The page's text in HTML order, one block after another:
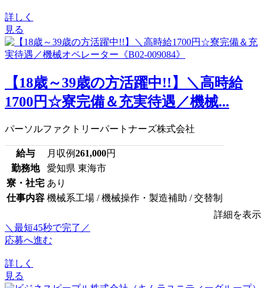
詳しく
見る
【18歳～39歳の方活躍中!!】＼高時給
1700円☆寮完備＆充実待遇／機械...
パーソルファクトリーパートナーズ株式会社
給与 月収例261,000円
勤務地
愛知県 東海市
寮・社宅 あり
仕事内容 機械系工場 / 機械操作・製造補助 / 交替制
詳細を表示
＼最短45秒で完了／
応募へ進む
詳しく
見る